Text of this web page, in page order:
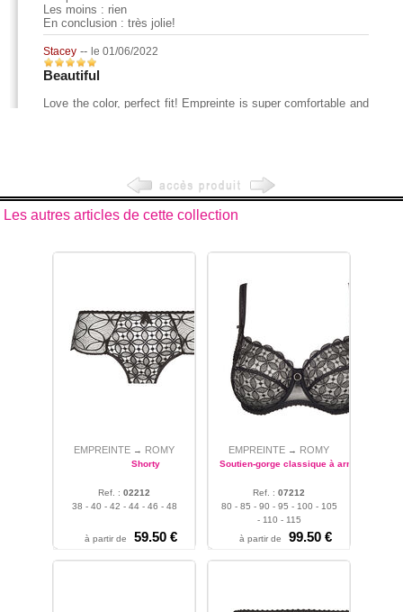
Les autres articles de cette collection
EMPREINTE → ROMY
Shorty
Ref. : 02212
38 - 40 - 42 - 44 - 46 - 48
à partir de 59.50 €
EMPREINTE → ROMY
Soutien-gorge classique à armatures
Ref. : 07212
80 - 85 - 90 - 95 - 100 - 105
- 110 - 115
à partir de
99.50 €